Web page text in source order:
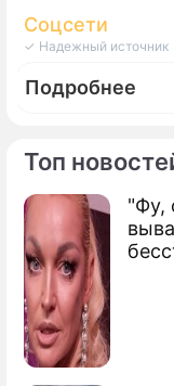
Топ
"Фу,
Соцсети
✓ Надежный источник
Подробнее
По теме
5
сериал